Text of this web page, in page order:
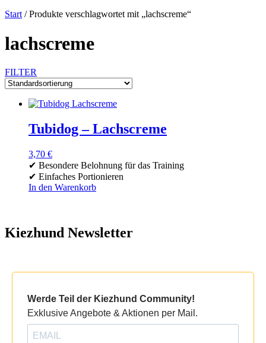
Start / Produkte verschlagwortet mit „lachscreme“
lachscreme
FILTER
Tubidog – Lachscreme
3,70 €
✔ Besondere Belohnung für das Training
✔ Einfaches Portionieren
In den Warenkorb
Kiezhund Newsletter
Werde Teil der Kiezhund Community!
Exklusive Angebote & Aktionen per Mail.